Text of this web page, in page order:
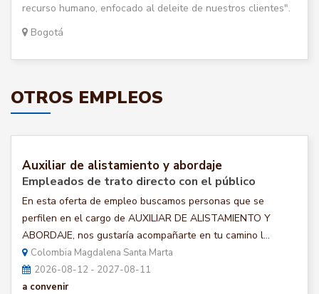
recurso humano, enfocado al deleite de nuestros clientes".
Bogotá
OTROS EMPLEOS
Auxiliar de alistamiento y abordaje
Empleados de trato directo con el público
En esta oferta de empleo buscamos personas que se
perfilen en el cargo de AUXILIAR DE ALISTAMIENTO Y
ABORDAJE, nos gustaría acompañarte en tu camino l...
Colombia Magdalena Santa Marta
2026-08-12 - 2027-08-11
a convenir